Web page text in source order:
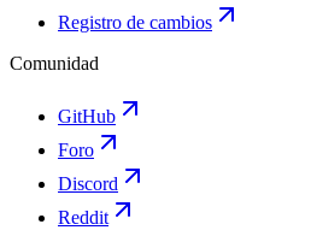
Registro de cambios
Comunidad
GitHub
Foro
Discord
Reddit